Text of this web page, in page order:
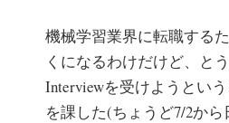
機械学習業界に転職する
くになるわけだけど、と
Interviewを受けようとい
を課した(ちょうど7/2か